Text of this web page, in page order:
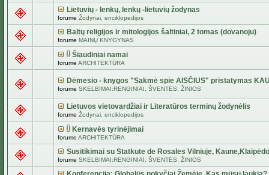
Lietuvių - lenkų, lenkų -lietuvių žodynas
forume Žodynai, enciklopedijos
Baltų religijos ir mitologijos šaltiniai, 2 tomas (dovanoju)
forume MAINŲ KNYGYNAS
Šiaudiniai namai
forume ARCHITEKTŪRA
Dėmesio - knygos "Sakmė spie AISČIUS" pristatymas
forume SKELBIMAI:RENGINIAI, ŠVENTĖS, ŽINIOS
Lietuvos vietovardžiai ir Literatūros terminų žodynėlis
forume Žodynai, enciklopedijos
Kernavės tyrinėjimai
forume ARCHITEKTŪRA
Susitikimai su Statkute de Rosales Vilniuje,
forume SKELBIMAI:RENGINIAI, ŠVENTĖS, ŽINIOS